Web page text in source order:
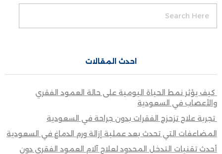
احدث المقالات
كيف يؤثر نمط الحياة اليومية على حالة العمود الفقري
والأعصاب في السعودية
تجربة علاج تزحزح الفقرات بدون جراحة في السعودية
المضاعفات التي تحدث بعد عملية إزالة ورم الدماغ في السعودية
أحدث تقنيات التدخل المحدود لعلاج آلام العمود الفقري دون